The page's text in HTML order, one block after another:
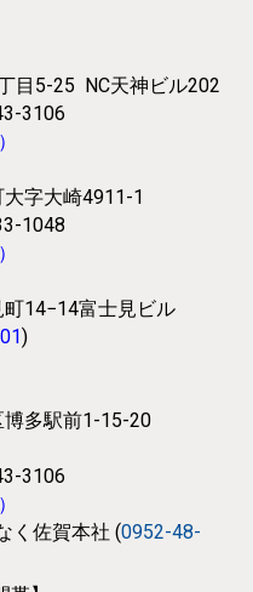
目5-25 NC天神ビル202
3106
）
字大崎4911-1
1048
）
14−14富士見ビル
)
多駅前1-15-20
3106
）
く 佐賀本社 (0952-48-